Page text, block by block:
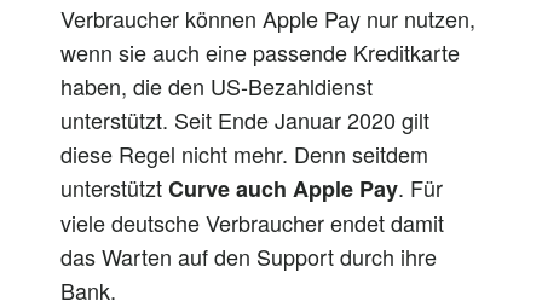
Verbraucher können Apple Pay nur nutzen,
wenn sie auch eine passende Kreditkarte
haben, die den US-Bezahldienst
unterstützt. Seit Ende Januar 2020 gilt
diese Regel nicht mehr. Denn seitdem
unterstütztCurve auch Apple Pay. Für
viele deutsche Verbraucher endet damit
das Warten auf den Support durch ihre
Bank.